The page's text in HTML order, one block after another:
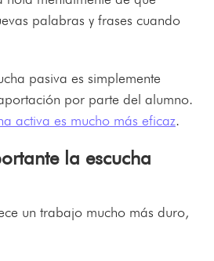
palabras y frases cuando
pasiva es simplemente
por parte del alumno.
activa es mucho más eficaz.
la escucha
un trabajo mucho más duro,